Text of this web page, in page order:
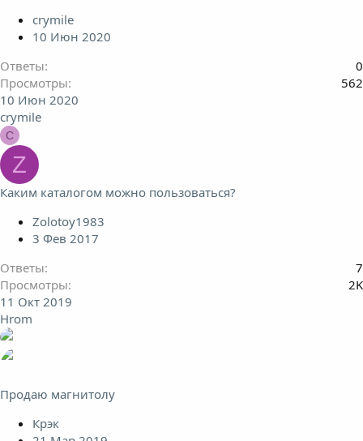
crymile
10 Июн 2020
Ответы
0
Просмотры
562
10 Июн 2020
crymile
C
Z
Каким каталогом можно пользоваться?
Zolotoy1983
3 Фев 2017
Ответы
7
Просмотры
2K
11 Окт 2019
Hrom
Продаю магнитолу
Крэк